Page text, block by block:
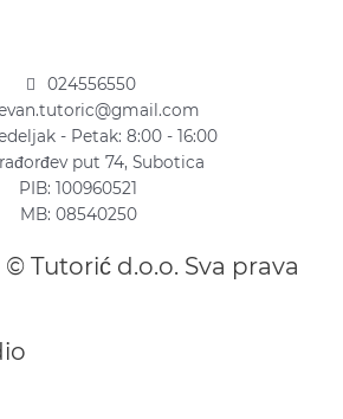
024556550
- Petak: 8:00 - 16:00
put 74, Subotica
PIB: 100960521
MB: 08540250
Tutorić d.o.o. Sva prava